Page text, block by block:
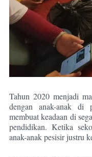
Tahun 2020 menjadi
dengan anak-anak di
membuat keadaan di
pendidikan. Ketika
anak-anak pesisir justru